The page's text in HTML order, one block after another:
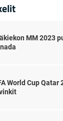
MM 2023
World Cup